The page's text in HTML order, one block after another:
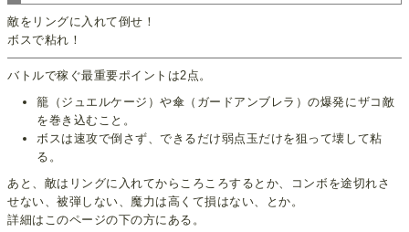
敵をリングに入れて倒せ！
ボスで粘れ！
バトルで稼ぐ最重要ポイントは2点。
籠（ジュエルケージ）や傘（ガードアンブレラ）の爆発にザコ敵
を巻き込むこと。
ボスは速攻で倒さず、できるだけ弱点玉だけを狙って壊して粘
る。
あと、敵はリングに入れてからころころするとか、コンボを途切れさ
せない、被弾しない、魔力は高くて損はない、とか。
詳細はこのページの下の方にある。